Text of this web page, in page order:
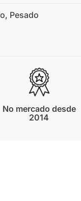
, Pesado
No mercado desde
2014